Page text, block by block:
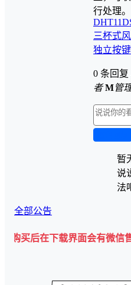
行处理。
DHT11
三杯式
独立按键
0 条回复
者 M管
暂
说
法
全部公告
下载界面会有微信售后客服